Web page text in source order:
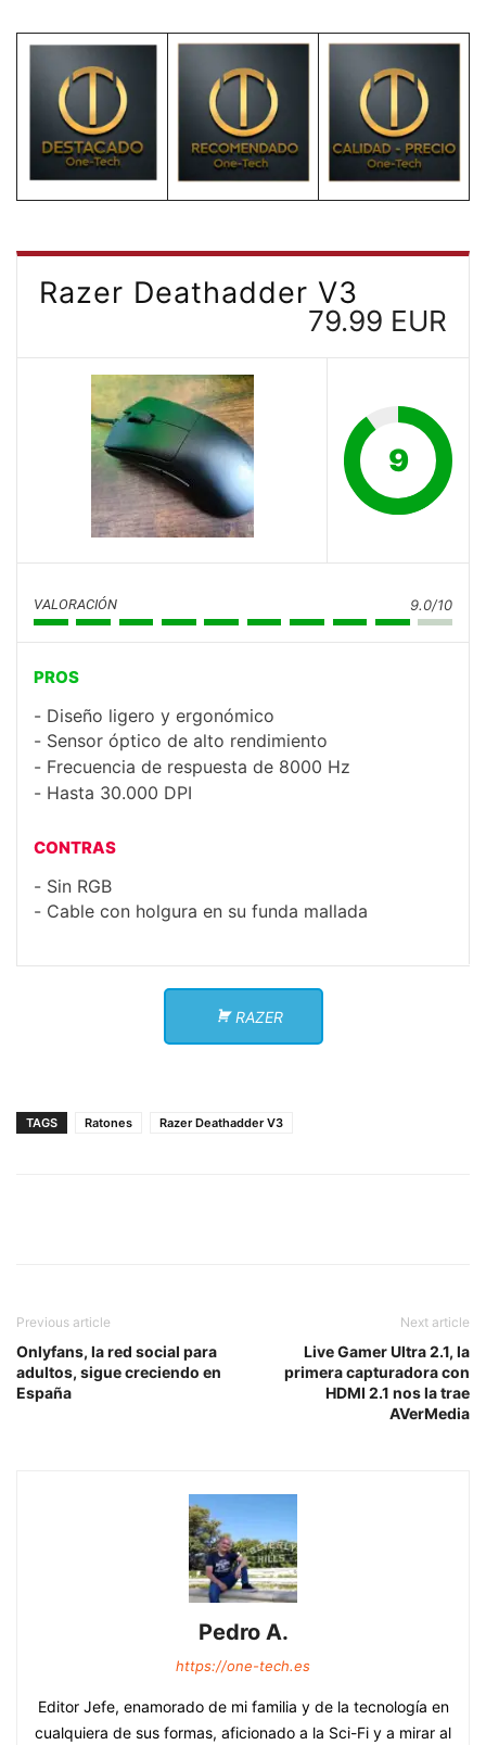
Razer Deathadder V3
79.99 EUR
9
VALORACIÓN 9.0/10
PROS
Diseño ligero y ergonómico
Sensor óptico de alto rendimiento
Frecuencia de respuesta de 8000 Hz
Hasta 30.000 DPI
CONTRAS
Sin RGB
Cable con holgura en su funda mallada
RAZER
TAGS Ratones Razer Deathadder V3
Previous article
Onlyfans, la red social para
adultos, sigue creciendo en
España
Next article
Live Gamer Ultra 2.1, la
primera capturadora con
HDMI 2.1 nos la trae
AVerMedia
Pedro A.
https://one-tech.es
Editor Jefe, enamorado de mi familia y de la tecnología en
cualquiera de sus formas, aficionado a la Sci-Fi y a mirar al